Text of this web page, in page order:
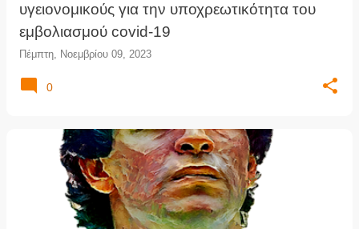
υγειονομικούς για την υποχρεωτικότητα του
εμβολιασμού covid-19
Πέμπτη, Νοεμβρίου 09, 2023
0